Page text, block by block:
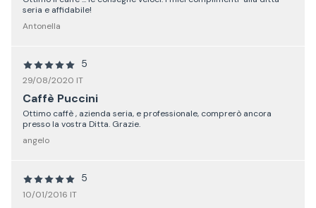
seria e affidabile!
Antonella
5
29/08/2020 IT
Caffè Puccini
Ottimo caffè , azienda seria, e professionale, comprerò ancora
presso la vostra Ditta. Grazie.
angelo
5
10/01/2016 IT